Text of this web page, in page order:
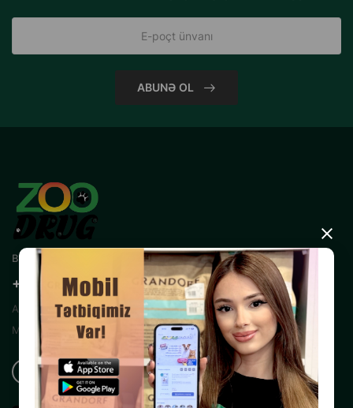
×
ABUNƏ OL
Bizimlə əlaqə
+99450 200 35 13
Azərbaycanın Mərkəzi İnternet Zoo
Mağazası